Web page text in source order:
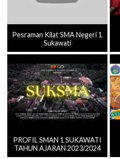
Pesraman Kilat SMA Negeri 1
Sukawati
PROFIL SMAN 1 SUKAWATI
TAHUN AJARAN 2023/2024